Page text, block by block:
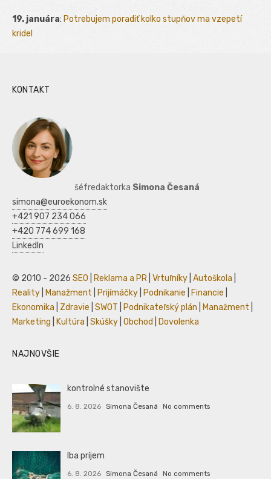
19. januára: Potrebujem poradiť kolko stupňov ma vzepetí
kridel
KONTAKT
šéfredaktorka Simona Česaná
simona@euroekonom.sk
+421 907 234 066
+420 774 699 168
LinkedIn
© 2010 - 2026 SEO Reklama a PR Vrtuľníky Autoškola
Reality
Manažment Prijímáčky Podnikanie Financie
Ekonomika
Zdravie SWOT Podnikateľský plán Manažment
Marketing
Kultúra Skúšky Obchod Dovolenka
NAJNOVŠIE
kontrolné stanovište
6. 8. 2026 Simona Česaná No comments
Iba príjem
6. 8. 2026 Simona Česaná No comments